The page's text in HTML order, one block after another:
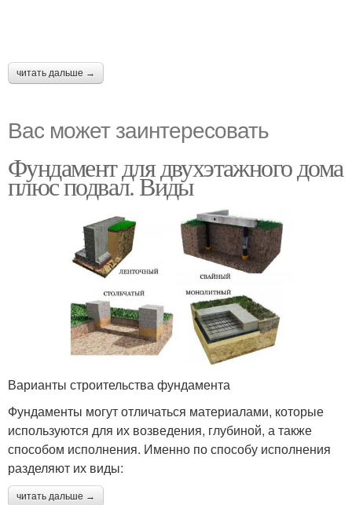
читать дальше →
Вас может заинтересовать
Фундамент для двухэтажного дома
плюс подвал. Виды
Варианты строительства фундамента
Фундаменты могут отличаться материалами, которые
используются для их возведения, глубиной, а также
способом исполнения. Именно по способу исполнения
разделяют их виды:
читать дальше →